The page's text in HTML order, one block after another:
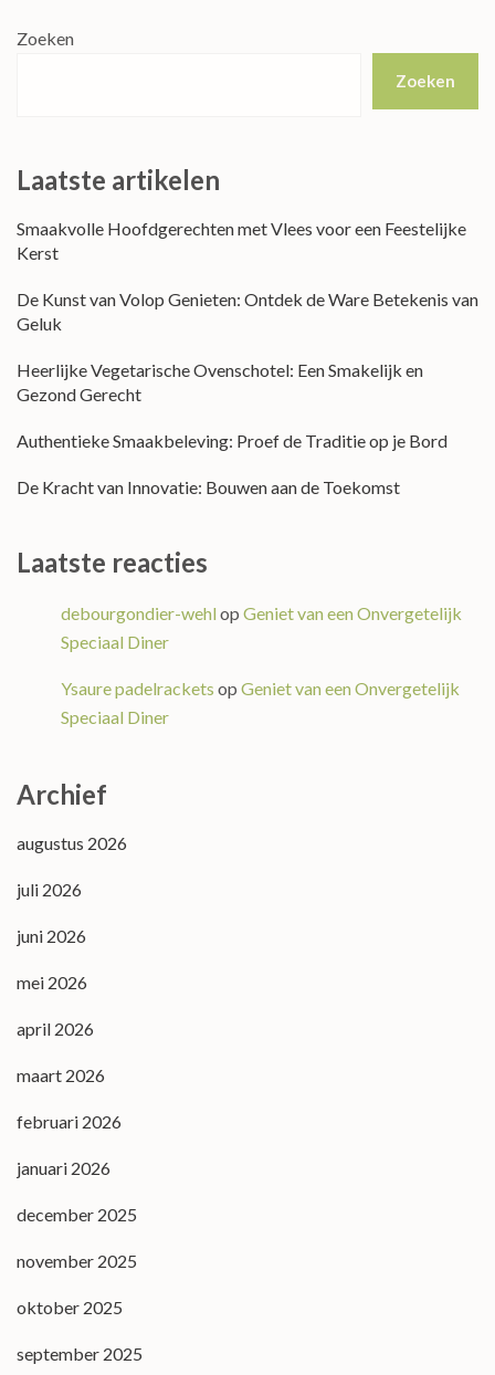
Zoeken
Zoeken
Laatste artikelen
Smaakvolle Hoofdgerechten met Vlees voor een Feestelijke
Kerst
De Kunst van Volop Genieten: Ontdek de Ware Betekenis van
Geluk
Heerlijke Vegetarische Ovenschotel: Een Smakelijk en
Gezond Gerecht
Authentieke Smaakbeleving: Proef de Traditie op je Bord
De Kracht van Innovatie: Bouwen aan de Toekomst
Laatste reacties
debourgondier-wehl op Geniet van een Onvergetelijk
Speciaal Diner
Ysaure padelrackets op Geniet van een Onvergetelijk
Speciaal Diner
Archief
augustus 2026
juli 2026
juni 2026
mei 2026
april 2026
maart 2026
februari 2026
januari 2026
december 2025
november 2025
oktober 2025
september 2025